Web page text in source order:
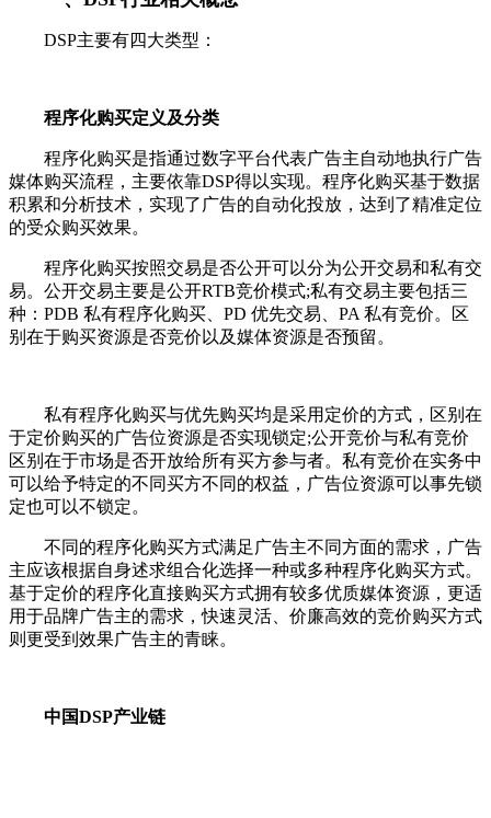
DSP主要有四大类型：
程序化购买定义及分类
程序化购买是指通过数字平台代表广告主自动地执行广告
媒体购买流程，主要依靠DSP得以实现。程序化购买基于数据
积累和分析技术，实现了广告的自动化投放，达到了精准定位
的受众购买效果。
程序化购买按照交易是否公开可以分为公开交易和私有交
易。公开交易主要是公开RTB竞价模式;私有交易主要包括三
种：PDB 私有程序化购买、PD 优先交易、PA 私有竞价。区
别在于购买资源是否竞价以及媒体资源是否预留。
私有程序化购买与优先购买均是采用定价的方式，区别在
于定价购买的广告位资源是否实现锁定;公开竞价与私有竞价
区别在于市场是否开放给所有买方参与者。私有竞价在实务中
可以给予特定的不同买方不同的权益，广告位资源可以事先锁
定也可以不锁定。
不同的程序化购买方式满足广告主不同方面的需求，广告
主应该根据自身述求组合化选择一种或多种程序化购买方式。
基于定价的程序化直接购买方式拥有较多优质媒体资源，更适
用于品牌广告主的需求，快速灵活、价廉高效的竞价购买方式
则更受到效果广告主的青睐。
中国DSP产业链